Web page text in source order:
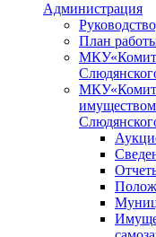
Администрация
План